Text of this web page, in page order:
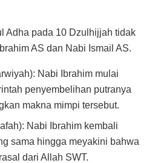
Adha pada 10 Dzulhijjah tidak
AS dan Nabi Ismail AS.
Nabi Ibrahim mulai
penyembelihan putranya
makna mimpi tersebut.
Nabi Ibrahim kembali
sama hingga meyakini bahwa
dari Allah SWT.